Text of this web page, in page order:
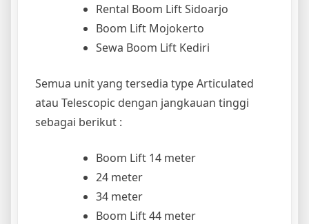
Rental Boom Lift Sidoarjo
Boom Lift Mojokerto
Sewa Boom Lift Kediri
Semua unit yang tersedia type Articulated
atau Telescopic dengan jangkauan tinggi
sebagai berikut :
Boom Lift 14 meter
24 meter
34 meter
Boom Lift 44 meter